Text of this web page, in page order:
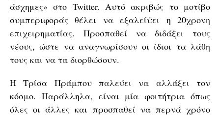
άσχημες» στο Twitter. Αυτό ακριβώς το μοτίβο
συμπεριφοράς θέλει να εξαλείψει η 20χρονη
επιχειρηματίας. Προσπαθεί να διδάξει τους
νέους, ώστε να αναγνωρίσουν οι ίδιοι τα λάθη
τους και να τα διορθώσουν.
Η Τρίσα Πράμπου παλεύει να αλλάξει τον
κόσμο. Παράλληλα, είναι μία φοιτήτρια όπως
όλες οι άλλες και προσπαθεί να περνά χρόνο